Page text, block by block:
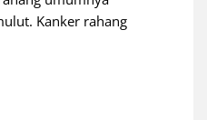
Kanker rahang